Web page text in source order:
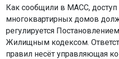
Как сообщили в МАСС,
многоквартирных домов
регулируется
Жилищным кодексом.
правил несёт управляющая